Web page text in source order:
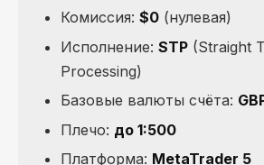
Комиссия: $0 (нулевая)
Исполнение: STP (Straight
Processing)
Базовые валюты счёта:
Плечо: до 1:500
Платформа: MetaTrader 5